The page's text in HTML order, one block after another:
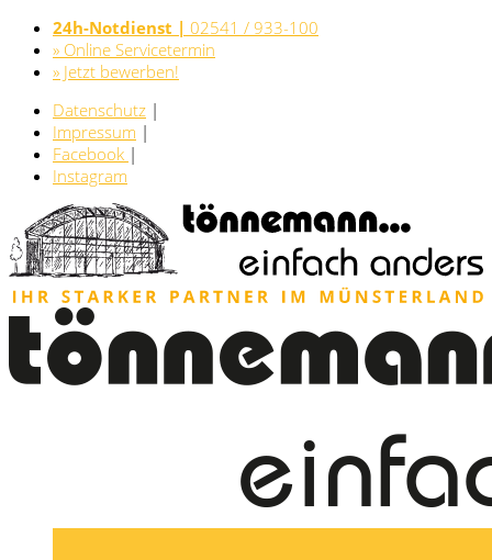
24h-Notdienst | 02541 / 933-100
» Online Servicetermin
» Jetzt bewerben!
Datenschutz |
Impressum |
Facebook |
Instagram